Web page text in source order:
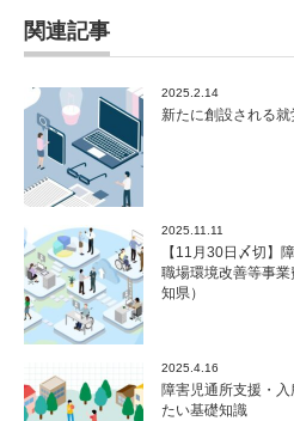
関連記事
2025.2.14
新たに創設される就
2025.11.11
【11月30日〆切】
職場環境改善等事
知県）
2025.4.16
障害児通所支援・
たい基礎知識